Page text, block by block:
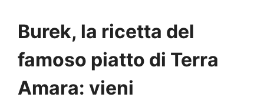
Burek, la ricetta del
famoso piatto di Terra
Amara: vieni